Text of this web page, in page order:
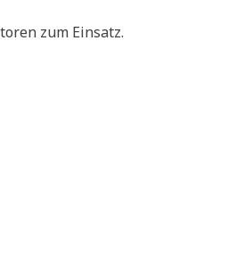
zum Einsatz.